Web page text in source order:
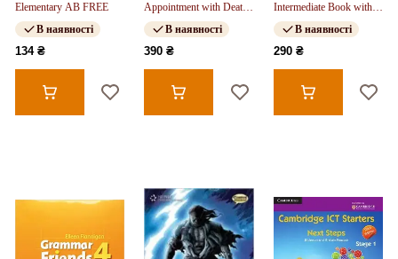
Elementary AB FREE
В наявності
134 ₴
Appointment with Death
with Audio CD
В наявності
390 ₴
Intermediate Book with
CD
В наявності
290 ₴